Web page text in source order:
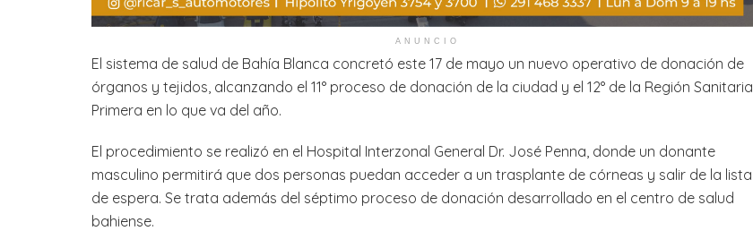
ANUNCIO
El sistema de salud de Bahía Blanca concretó este 17 de mayo un nuevo operativo de donación de
órganos y tejidos, alcanzando el 11° proceso de donación de la ciudad y el 12° de la Región Sanitaria
Primera en lo que va del año.
El procedimiento se realizó en el Hospital Interzonal General Dr. José Penna, donde un donante
masculino permitirá que dos personas puedan acceder a un trasplante de córneas y salir de la lista
de espera. Se trata además del séptimo proceso de donación desarrollado en el centro de salud
bahiense.